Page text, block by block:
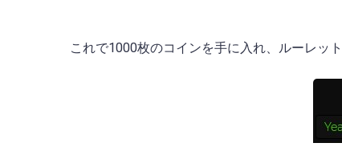
これで1000枚のコインを手に入れ、ルーレッ